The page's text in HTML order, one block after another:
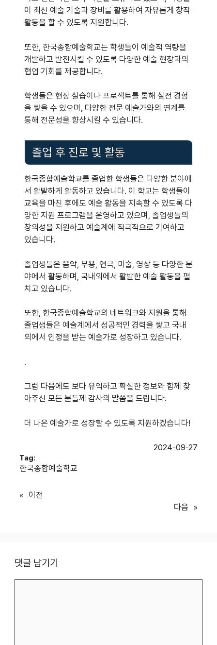
이 최신 예술 기술과 장비를 활용하여 자유롭게 창작
활동을 할 수 있도록 지원합니다.
또한, 한국종합예술학교는 학생들이 예술적 역량을
개발하고 발전시킬 수 있도록 다양한 예술 현장과의
협업 기회를 제공합니다.
학생들은 현장 실습이나 프로젝트를 통해 실전 경험
을 쌓을 수 있으며, 다양한 전문 예술가와의 연계를
통해 전문성을 향상시킬 수 있습니다.
졸업 후 진로 및 활동
한국종합예술학교를 졸업한 학생들은 다양한 분야에
서 활발하게 활동하고 있습니다. 이 학교는 학생들이
교육을 마친 후에도 예술 활동을 지속할 수 있도록 다
양한 지원 프로그램을 운영하고 있으며, 졸업생들의
창의성을 지원하고 예술계에 적극적으로 기여하고
있습니다.
졸업생들은 음악, 무용, 연극, 미술, 영상 등 다양한 분
야에서 활동하며, 국내외에서 활발한 예술 활동을 펼
치고 있습니다.
또한, 한국종합예술학교의 네트워크와 지원을 통해
졸업생들은 예술계에서 성공적인 경력을 쌓고 국내
외에서 인정을 받는 예술가로 성장하고 있습니다.
.
그럼 다음에도 보다 유익하고 확실한 정보와 함께 찾
아주신 모든 분들께 감사의 말씀을 드립니다.
더 나은 예술가로 성장할 수 있도록 지원하겠습니다!
2024-09-27
Tag:
한국종합예술학교
« 이전
다음 »
댓글 남기기